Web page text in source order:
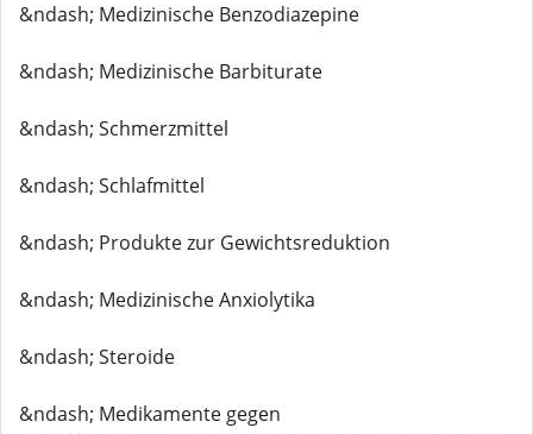
&ndash; Medizinische Benzodiazepine
&ndash; Medizinische Barbiturate
&ndash; Schmerzmittel
&ndash; Schlafmittel
&ndash; Produkte zur Gewichtsreduktion
&ndash; Medizinische Anxiolytika
&ndash; Steroide
&ndash; Medikamente gegen